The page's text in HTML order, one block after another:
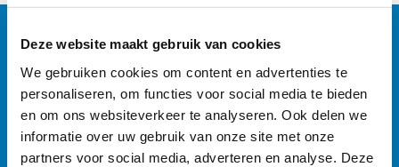
Deze website maakt gebruik van cookies
We gebruiken cookies om content en advertenties te
personaliseren, om functies voor social media te bieden
en om ons websiteverkeer te analyseren. Ook delen we
informatie over uw gebruik van onze site met onze
partners voor social media, adverteren en analyse. Deze
Machines
Zoekt u specifieke machines? U vindt ze razendsnel met
onze zoekmachine.